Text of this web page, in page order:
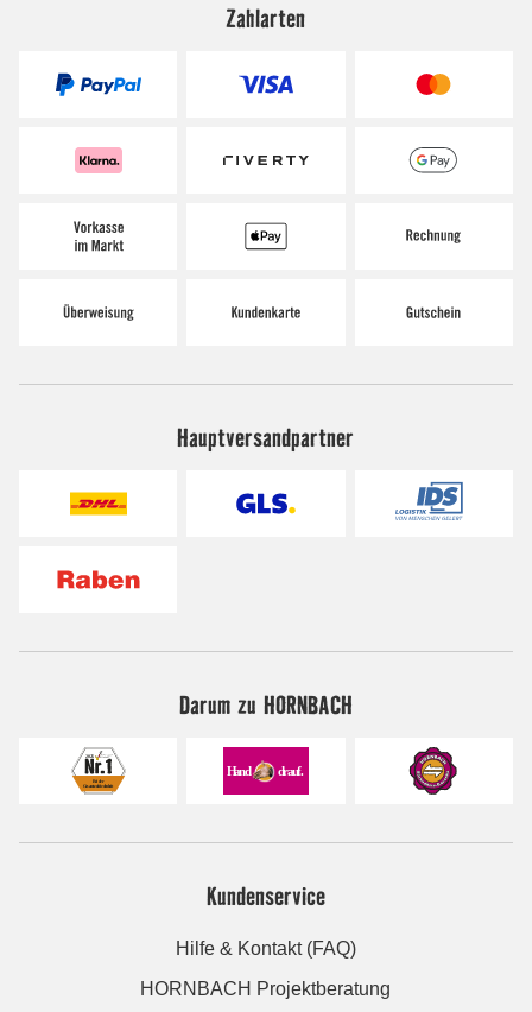
Zahlarten
Hauptversandpartner
Darum zu HORNBACH
Kundenservice
Hilfe & Kontakt (FAQ)
HORNBACH Projektberatung